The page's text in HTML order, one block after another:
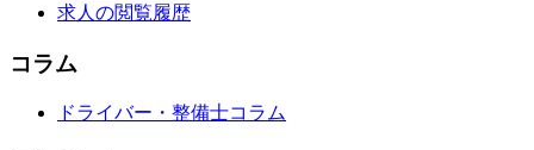
求人の閲覧履歴
コラム
ドライバー・整備士コラム